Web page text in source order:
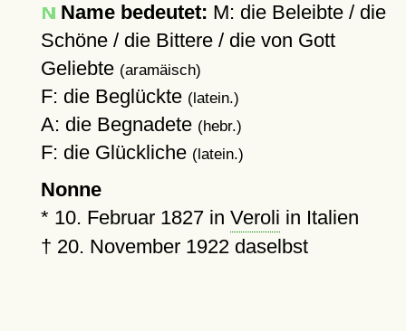
Name bedeutet: M: die Beleibte / die
Schöne / die Bittere / die von Gott
Geliebte (aramäisch)
F: die Beglückte (latein.)
A: die Begnadete (hebr.)
F: die Glückliche (latein.)
Nonne
* 10. Februar 1827in Veroli in Italien
† 20. November 1922daselbst